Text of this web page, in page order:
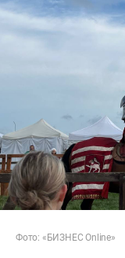
Фото: «БИЗНЕС Online»